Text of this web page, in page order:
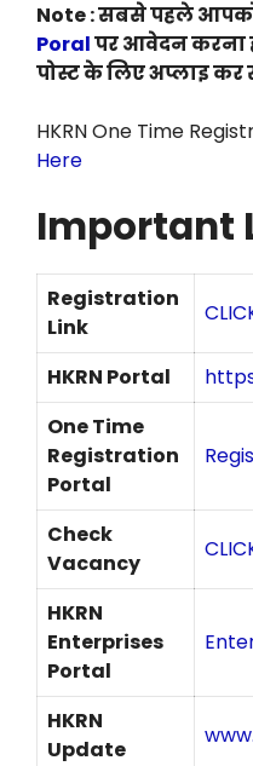
Note : सबसे पहले
Poralपर आवेदन करना
पोस्ट के लिए अप्लाइ कर
HKRN One Time
Here
Important
Registration
Link
HKRN Portal
One Time
Registration
Portal
Check
Vacancy
HKRN
Enterprises
Portal
HKRN
Update